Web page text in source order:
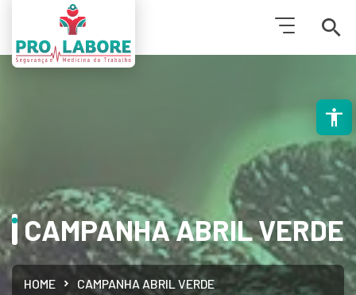
CAMPANHA ABRIL VERDE
HOME CAMPANHA ABRIL VERDE